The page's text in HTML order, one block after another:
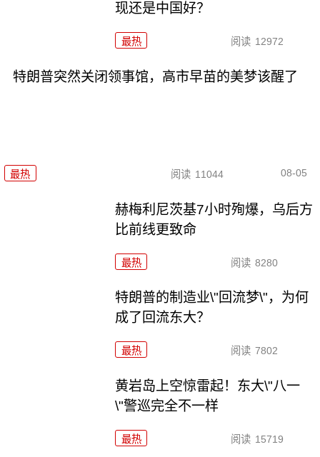
现还是中国好？
最热 阅读 12972
特朗普突然关闭领事馆，高市早苗的美梦该醒了
最热 阅读 11044 08-05
赫梅利尼茨基7小时殉爆，乌后方
比前线更致命
最热 阅读 8280
特朗普的制造业\"回流梦\"，为何
成了回流东大？
最热 阅读 7802
黄岩岛上空惊雷起！东大\"八一
\"警巡完全不一样
最热 阅读 15719